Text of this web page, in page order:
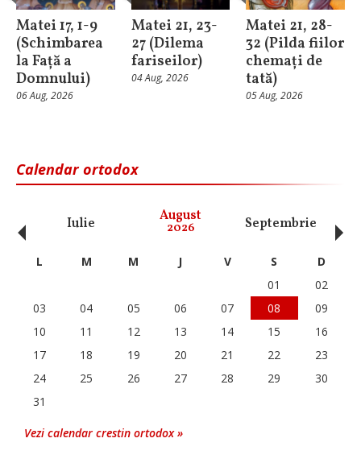
Matei 17, 1-9
(Schimbarea
la Față a
Domnului)
06 Aug, 2026
Matei 21, 23-
27 (Dilema
fariseilor)
04 Aug, 2026
Matei 21, 28-
32 (Pilda fiilor
chemați de
tată)
05 Aug, 2026
Calendar ortodox
Iulie August
2026 Septembrie
‹ L M M J V S
D
01
02
03
04 05 06 07 08
09
10
11 12 13 14 15
16
17
18 19 20 21 22
23
24
25 26 27 28 29
30
31
Vezi calendar crestin ortodox »